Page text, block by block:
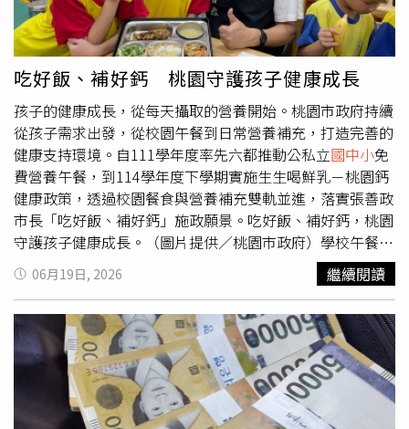
的珍貴山林與野生動物，成為綠能發展下的無聲犧牲品。記
者致電苗栗縣府與普登公司，但至截稿前未獲回音。
管教；若選擇放寬管教，又會被其他家長質疑失職。「校事
會議」制度2020年8月正式上路，衍生出不少濫訴爭議和反
彈聲浪，雖然2026年初已二次修法，但今年6月的立法院公
聽會上，教師團體與基層依然強烈要求「廢除校事會議」。
（圖／報系資料庫）此外，他也表示，現在教育的環境傾向
保護這些可能是加害人的學生，卻未能給予教師足夠的管教
支持與保障。實務上經常出現單一學生影響全班上課秩序的
情況，但教師卻難以有效介入，光是身體上的接觸或阻擋都
有可能被問罪，尤其處理教師投訴案件的「校事會議」制度
過度傾斜，使教師長期處於高壓與不對等的環境中，才會造
成1年3人跳樓的遺憾。全國教師工會總聯合會理事長葉青芪
認為，想解決師資不足的問題，先改善教育現場對老師的不
友善，不然不只新老師不願進來，就連現職的老師也會持續
流失。（圖／葉青芪提供）全國教師工會總聯合會理事長葉
青芪也以營養午餐政策來說，就有不少基層教師出現反彈情
緒，除了討論必須負責發放餐點、維持秩序、指導衛生與處
理突發狀況，導師還要負責指導飲食均衡，都有可能為師生
衝突提高風險。葉青芪解釋，老師並非不想指導營養午餐，
事實上也碰到老師為指導均衡飲食，青菜要吃、肉也要吃，
吃好飯、補好鈣 桃園守護孩子健康成長
孩子的健康成長，從每天攝取的營養開始。桃園市政府持續
從孩子需求出發，從校園午餐到日常營養補充，打造完善的
健康支持環境。自111學年度率先六都推動公私立國中小免
費營養午餐，到114學年度下學期實施生生喝鮮乳－桃園鈣
健康政策，透過校園餐食與營養補充雙軌並進，落實張善政
市長「吃好飯、補好鈣」施政願景。吃好飯、補好鈣，桃園
守護孩子健康成長。（圖片提供／桃園市政府）學校午餐是
孩子在校最重要的一餐。桃園推動公私立
國中小免費營養午
餐政策邁入第3年，面對物價成本上升，市府多次調升補助
經費，也持續編列「三章1Q」及安心食材補助，減輕家長
負擔。張善政市長115年5月宣布，自115學年度起再加碼，
每生每餐增加6元，調整後一般地區每餐補助達71.3元、偏
遠地區達75.3元，持續提升校園午餐品質。新學期起，校園
午餐將同步升級，其中雞、豬或魚等大塊肉排每週供應次數
由1次增加至2次，肉排重量也由75公克提升至100公克以
06月19日, 2026 繼續閱讀